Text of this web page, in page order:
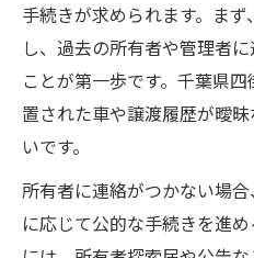
手続きが求められます。ま
し、過去の所有者や管理者
ことが第一歩です。千葉県
置された車や譲渡履歴が曖
いです。
所有者に連絡がつかない場
に応じて公的な手続きを進